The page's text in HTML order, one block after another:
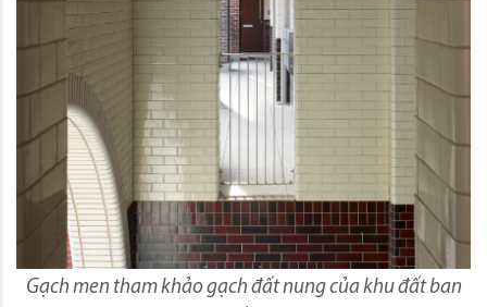
Gạch men tham khảo gạch đất nung của khu đất ban